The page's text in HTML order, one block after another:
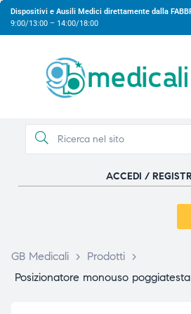
Dispositivi e Ausili Medici direttamente dalla
9:00/13:00 – 14:00/18:00
ACCEDI /
GB Medicali > Prodotti
>
Posizionatore monouso